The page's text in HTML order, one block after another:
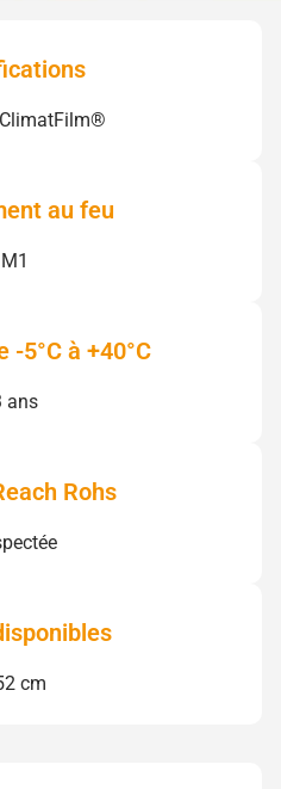
au feu
M1
-5°C à +40°C
ans
Rohs
cm